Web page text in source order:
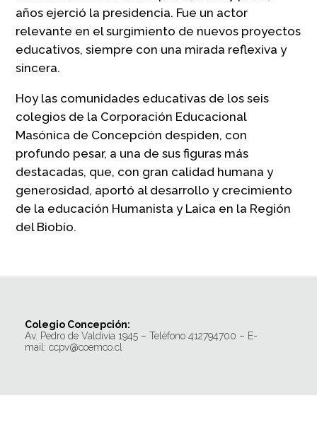
años ejerció la presidencia. Fue un actor
relevante en el surgimiento de nuevos proyectos
educativos, siempre con una mirada reflexiva y
sincera.
Hoy las comunidades educativas de los seis
colegios de la Corporación Educacional
Masónica de Concepción despiden, con
profundo pesar, a una de sus figuras más
destacadas, que, con gran calidad humana y
generosidad, aportó al desarrollo y crecimiento
de la educación Humanista y Laica en la Región
del Biobío.
Colegio Concepción:
Av. Pedro de Valdivia 1945 – Teléfono 412794700 – E-
mail: ccpv@coemco.cl